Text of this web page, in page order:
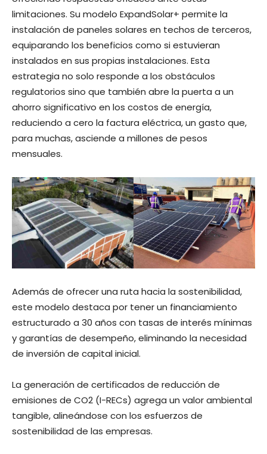
limitaciones. Su modelo ExpandSolar+ permite la
instalación de paneles solares en techos de terceros,
equiparando los beneficios como si estuvieran
instalados en sus propias instalaciones. Esta
estrategia no solo responde a los obstáculos
regulatorios sino que también abre la puerta a un
ahorro significativo en los costos de energía,
reduciendo a cero la factura eléctrica, un gasto que,
para muchas, asciende a millones de pesos
mensuales.
Además de ofrecer una ruta hacia la sostenibilidad,
este modelo destaca por tener un financiamiento
estructurado a 30 años con tasas de interés mínimas
y garantías de desempeño, eliminando la necesidad
de inversión de capital inicial.
La generación de certificados de reducción de
emisiones de CO2 (I-RECs) agrega un valor ambiental
tangible, alineándose con los esfuerzos de
sostenibilidad de las empresas.